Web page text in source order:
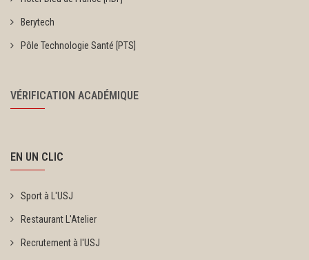
Berytech
Pôle Technologie Santé [PTS]
VÉRIFICATION ACADÉMIQUE
EN UN CLIC
Sport à L'USJ
Restaurant L'Atelier
Recrutement à l'USJ